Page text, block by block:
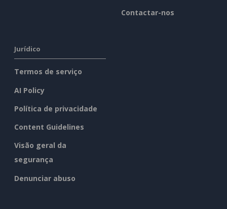
Contactar-nos
Jurídico
Termos de serviço
AI Policy
Política de privacidade
Content Guidelines
Visão geral da
segurança
Denunciar abuso